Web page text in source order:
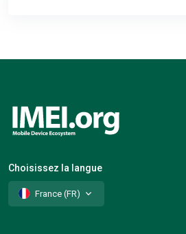
Choisissez la langue
France (FR)